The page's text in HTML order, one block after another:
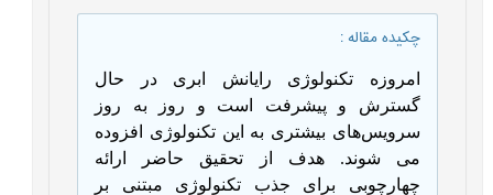
چکیده مقاله:
امروزه تکنولوژی رایانش ابری در حال
گسترش و پیشرفت است و روز به روز
سرویس‌های بیشتری به این تکنولوژی افزوده
می شوند. هدف از تحقیق حاضر ارائه
چهارچوبی برای جذب تکنولوژی مبتنی بر